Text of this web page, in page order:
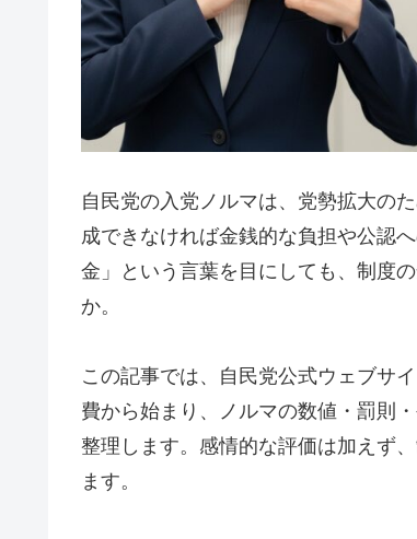
自民党の入党ノルマは、党勢拡大の
成できなければ金銭的な負担や公認
金」という言葉を目にしても、制度
か。
この記事では、自民党公式ウェブサ
費から始まり、ノルマの数値・罰則
整理します。感情的な評価は加えず
ます。